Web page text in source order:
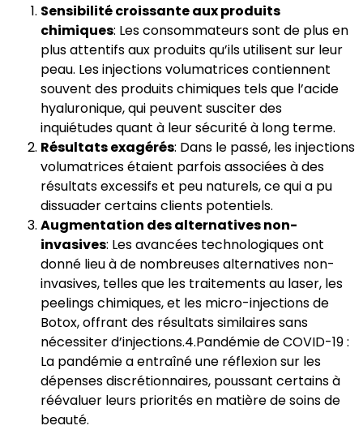
Sensibilité croissante aux produits
chimiques: Les consommateurs sont de plus en
plus attentifs aux produits qu’ils utilisent sur leur
peau. Les injections volumatrices contiennent
souvent des produits chimiques tels que l’acide
hyaluronique, qui peuvent susciter des
inquiétudes quant à leur sécurité à long terme.
Résultats exagérés: Dans le passé, les injections
volumatrices étaient parfois associées à des
résultats excessifs et peu naturels, ce qui a pu
dissuader certains clients potentiels.
Augmentation des alternatives non-
invasives: Les avancées technologiques ont
donné lieu à de nombreuses alternatives non-
invasives, telles que les traitements au laser, les
peelings chimiques, et les micro-injections de
Botox, offrant des résultats similaires sans
nécessiter d’injections.4.Pandémie de COVID-19 :
La pandémie a entraîné une réflexion sur les
dépenses discrétionnaires, poussant certains à
réévaluer leurs priorités en matière de soins de
beauté.